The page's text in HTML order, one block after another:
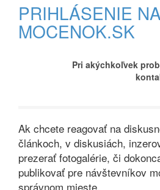
PRIHLÁSENIE
MOCENOK.SK
Pri akýchkoľvek
Ak chcete reagovať na
článkoch, v diskusiách,
prezerať fotogalérie, či
publikovať pre návštevníkov
správnom mieste.